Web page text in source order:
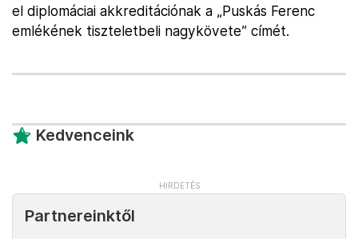
el diplomáciai akkreditációnak a „Puskás Ferenc
emlékének tiszteletbeli nagykövete” címét.
Kedvenceink
Partnereinktől